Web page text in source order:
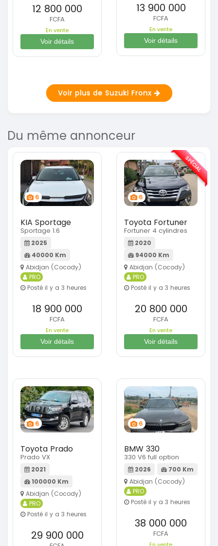
12 800 000
FCFA
En vente
Voir détails
13 900 000
FCFA
En vente
Voir détails
Voir plus de Suzuki Fronx
Du même annonceur
6
KIA Sportage
Sportage 1.6
2025
40000 Km
Abidjan (Cocody)
PRO
Posté il y a 3 heures
18 900 000
FCFA
En vente
Voir détails
6
Toyota Fortuner
Fortuner 4 cylindres
2020
94000 Km
Abidjan (Cocody)
PRO
Posté il y a 3 heures
20 800 000
FCFA
En vente
Voir détails
SPÉCIAL
6
Toyota Prado
Prado VX
2021
100000 Km
Abidjan (Cocody)
PRO
Posté il y a 3 heures
29 900 000
6
BMW 330
330 V6 full option
2026
700 Km
Abidjan (Cocody)
PRO
Posté il y a 3 heures
38 000 000
FCFA